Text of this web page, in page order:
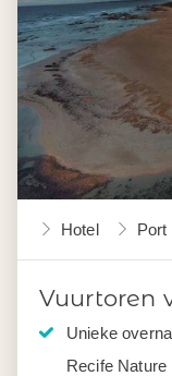
Hotel Port
Vuurtoren
Unieke
Recife Nature